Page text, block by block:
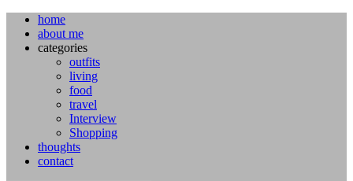
home
about me
categories
outfits
living
food
travel
Interview
Shopping
thoughts
contact